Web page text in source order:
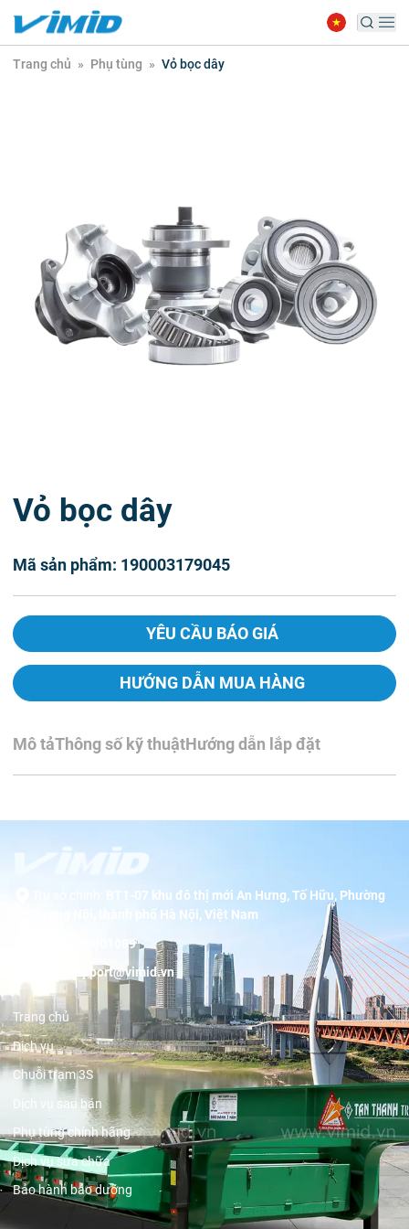
Trang chủ » Phụ tùng » Vỏ bọc dây
Vỏ bọc dây
Mã sản phẩm: 190003179045
YÊU CẦU BÁO GIÁ
HƯỚNG DẪN MUA HÀNG
Mô tảThông số kỹ thuậtHướng dẫn lắp đặt
BT1-07 khu đô thị mới An Hưng, Tố Hữu, Phường
Dương Nội, thành phố Hà Nội, Việt Nam
19001089
support@vimid.vn
Trang chủ
Dịch vụ
Chuỗi trạm 3S
Dịch vụ sau bán
Phụ tùng chính hãng
Dịch vụ sửa chữa
Bảo hành bảo dưỡng